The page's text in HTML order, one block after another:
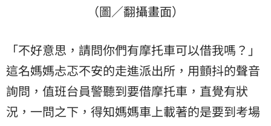
（圖／翻攝畫面）
「不好意思，請問你們有摩托車可以借我嗎？」
這名媽媽忐忑不安的走進派出所，用顫抖的聲音
詢問，值班台員警聽到要借摩托車，直覺有狀
況，一問之下，得知媽媽車上載著的是要到考場